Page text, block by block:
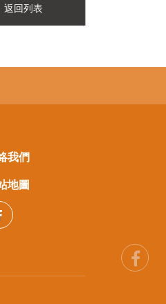
返回列表
我們
地圖